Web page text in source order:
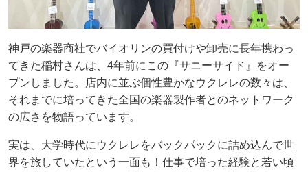
神戸の楽器商社でバイオリンの買付けや卸売に長年携わっ
てきた稲村さんは、4年前にこの『サニーサイド』をオー
プンしました。店内に並ぶ個性豊かなウクレレの数々は、
それまでに培ってきた全国の楽器製作者とのネットワーク
の広さを物語っています。
実は、大学時代にウクレレをバックパックに詰め込んで世
界を旅していたという一面も！仕事で培った経験と若い頃